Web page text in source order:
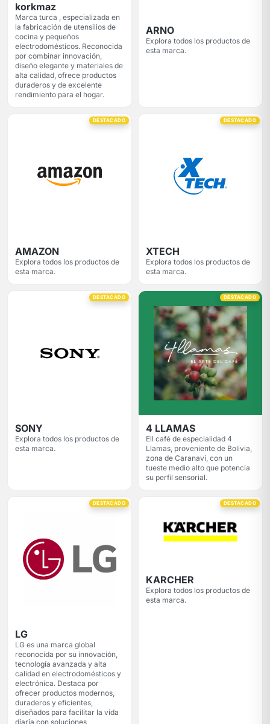
korkmaz
Marca turca , especializada en
la fabricación de utensilios de
cocina y pequeños
electrodomésticos. Reconocida
por combinar innovación,
diseño elegante y materiales de
alta calidad, ofrece productos
duraderos y de excelente
rendimiento para el hogar.
ARNO
Explora todos los productos de
esta marca.
DESTACADO
AMAZON
Explora todos los productos de
esta marca.
DESTACADO
XTECH
Explora todos los productos de
esta marca.
DESTACADO
SONY
Explora todos los productos de
esta marca.
DESTACADO
4 LLAMAS
Ell café de especialidad 4
Llamas, proveniente de Bolivia,
zona de Caranavi, con un
tueste medio alto que potencia
su perfil sensorial.
DESTACADO
LG
LG es una marca global
reconocida por su innovación,
tecnología avanzada y alta
calidad en electrodomésticos y
electrónica. Destaca por
ofrecer productos modernos,
duraderos y eficientes,
diseñados para facilitar la vida
diaria con soluciones
DESTACADO
KARCHER
Explora todos los productos de
esta marca.